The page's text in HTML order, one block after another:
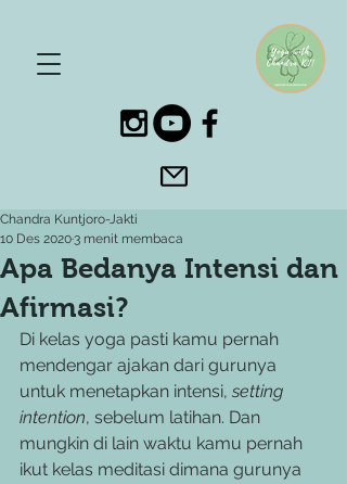
Apa Bedanya Intensi dan
Afirmasi?
Chandra Kuntjoro-Jakti
10 Des 20203 menit membaca
Di kelas yoga pasti kamu pernah
mendengar ajakan dari gurunya
untuk menetapkan intensi, setting
intention, sebelum latihan. Dan
mungkin di lain waktu kamu pernah
ikut kelas meditasi dimana gurunya